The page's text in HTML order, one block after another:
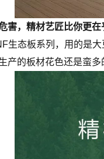
害，精材艺匠比你更在
生态板系列，用的是
产的板材花色还是蛮